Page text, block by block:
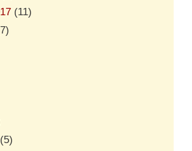
(11)
(5)